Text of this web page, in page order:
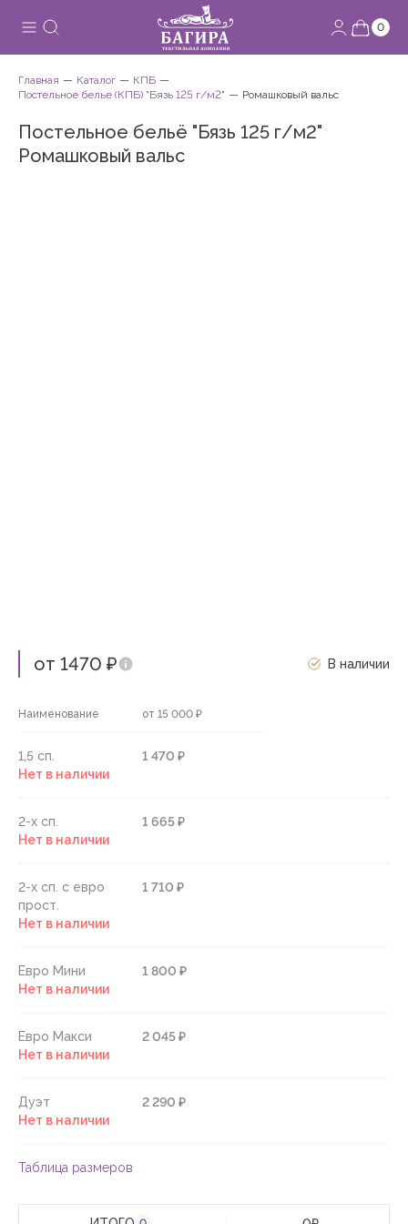
0
Главная Каталог
КПБ
Постельное белье (КПБ) "Бязь 125 г/м2"
Ромашковый вальс
Постельное бельё "Бязь 125 г/м2"
Ромашковый вальс
от 1470 ₽ В наличии
Наименование от 15 000 ₽
1,5 сп.
1 470 ₽
Нет в наличии
2-х сп.
1 665 ₽
Нет в наличии
2-х сп. с евро
прост.
1 710 ₽
Нет в наличии
Евро Мини
1 800 ₽
Нет в наличии
Евро Макси
2 045 ₽
Нет в наличии
Дуэт
2 290 ₽
Нет в наличии
Таблица размеров